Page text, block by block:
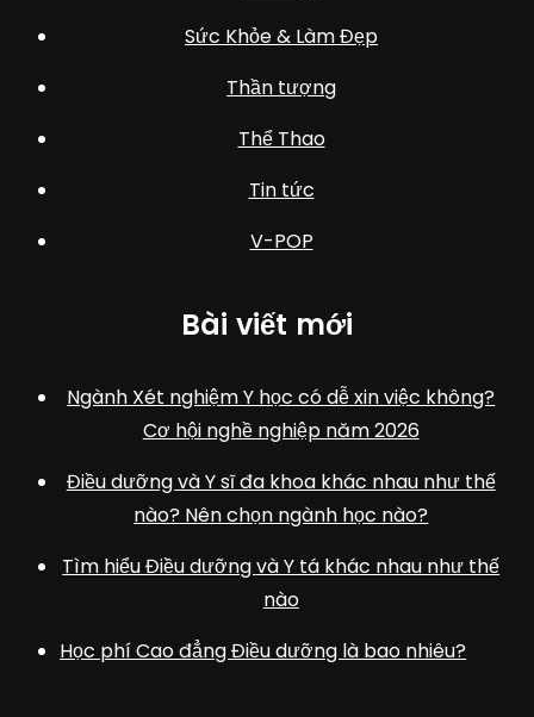
Sức Khỏe & Làm Đẹp
Thần tượng
Thể Thao
Tin tức
V-POP
Bài viết mới
Ngành Xét nghiệm Y học có dễ xin việc không?
Cơ hội nghề nghiệp năm 2026
Điều dưỡng và Y sĩ đa khoa khác nhau như thế
nào? Nên chọn ngành học nào?
Tìm hiểu Điều dưỡng và Y tá khác nhau như thế
nào
Học phí Cao đẳng Điều dưỡng là bao nhiêu?